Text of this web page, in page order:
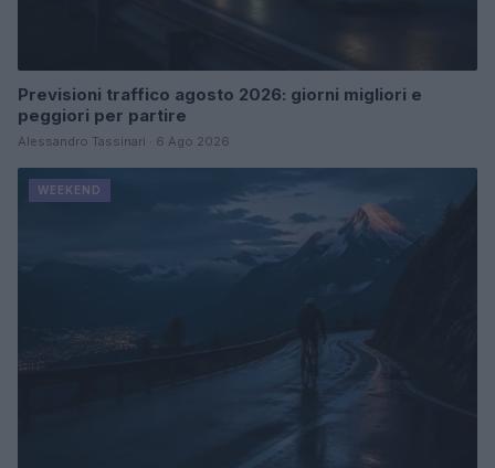
Previsioni traffico agosto 2026: giorni migliori e
peggiori per partire
Alessandro Tassinari · 6 Ago 2026
WEEKEND